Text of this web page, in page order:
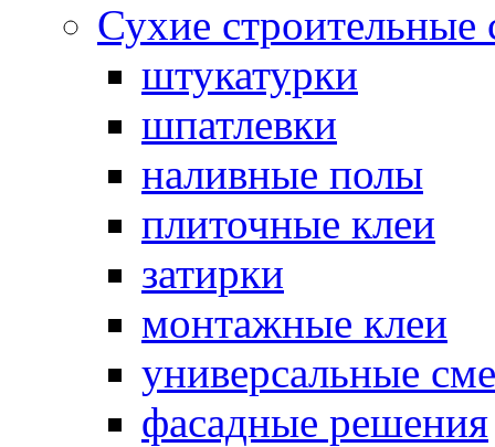
Сухие строительные
штукатурки
шпатлевки
наливные полы
плиточные клеи
затирки
монтажные клеи
универсальные
фасадные решения